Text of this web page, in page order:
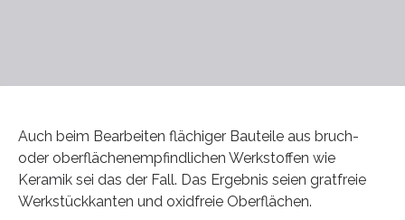
Auch beim Bearbeiten flächiger Bauteile aus bruch-
oder oberflächenempfindlichen Werkstoffen wie
Keramik sei das der Fall. Das Ergebnis seien gratfreie
Werkstückkanten und oxidfreie Oberflächen.